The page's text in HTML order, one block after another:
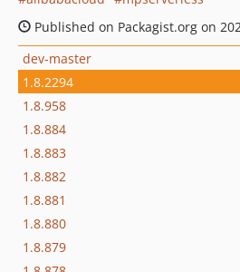
Published on Packagist.org on
dev-master
1.8.2294
1.8.958
1.8.884
1.8.883
1.8.882
1.8.881
1.8.880
1.8.879